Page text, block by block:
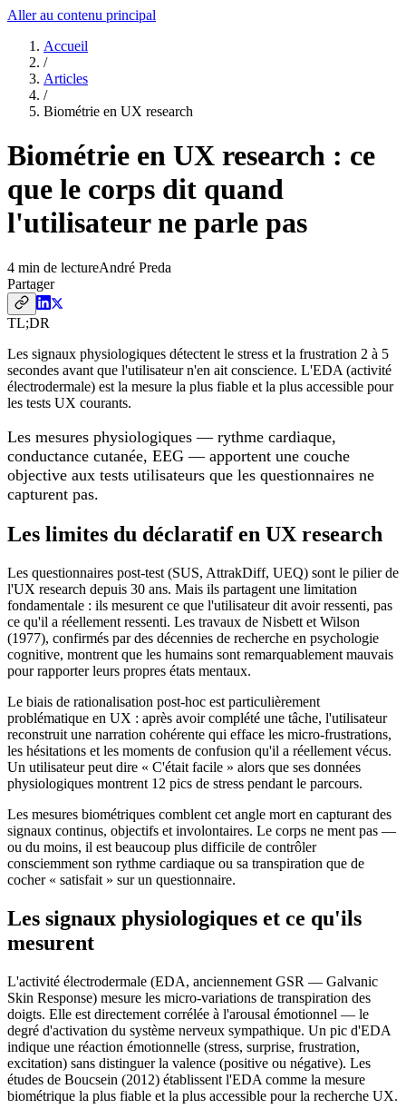
Aller au contenu principal
Accueil
/
Articles
/
Biométrie en UX research
Biométrie en UX research : ce
que le corps dit quand
l'utilisateur ne parle pas
4 min de lectureAndré Preda
Partager
TL;DR
Les signaux physiologiques détectent le stress et la frustration 2 à 5
secondes avant que l'utilisateur n'en ait conscience. L'EDA (activité
électrodermale) est la mesure la plus fiable et la plus accessible pour
les tests UX courants.
Les mesures physiologiques — rythme cardiaque,
conductance cutanée, EEG — apportent une couche
objective aux tests utilisateurs que les questionnaires ne
capturent pas.
Les limites du déclaratif en UX research
Les questionnaires post-test (SUS, AttrakDiff, UEQ) sont le pilier de
l'UX research depuis 30 ans. Mais ils partagent une limitation
fondamentale : ils mesurent ce que l'utilisateur dit avoir ressenti, pas
ce qu'il a réellement ressenti. Les travaux de Nisbett et Wilson
(1977), confirmés par des décennies de recherche en psychologie
cognitive, montrent que les humains sont remarquablement mauvais
pour rapporter leurs propres états mentaux.
Le biais de rationalisation post-hoc est particulièrement
problématique en UX : après avoir complété une tâche, l'utilisateur
reconstruit une narration cohérente qui efface les micro-frustrations,
les hésitations et les moments de confusion qu'il a réellement vécus.
Un utilisateur peut dire « C'était facile » alors que ses données
physiologiques montrent 12 pics de stress pendant le parcours.
Les mesures biométriques comblent cet angle mort en capturant des
signaux continus, objectifs et involontaires. Le corps ne ment pas —
ou du moins, il est beaucoup plus difficile de contrôler
consciemment son rythme cardiaque ou sa transpiration que de
cocher « satisfait » sur un questionnaire.
Les signaux physiologiques et ce qu'ils
mesurent
L'activité électrodermale (EDA, anciennement GSR — Galvanic
Skin Response) mesure les micro-variations de transpiration des
doigts. Elle est directement corrélée à l'arousal émotionnel — le
degré d'activation du système nerveux sympathique. Un pic d'EDA
indique une réaction émotionnelle (stress, surprise, frustration,
excitation) sans distinguer la valence (positive ou négative). Les
études de Boucsein (2012) établissent l'EDA comme la mesure
biométrique la plus fiable et la plus accessible pour la recherche UX.